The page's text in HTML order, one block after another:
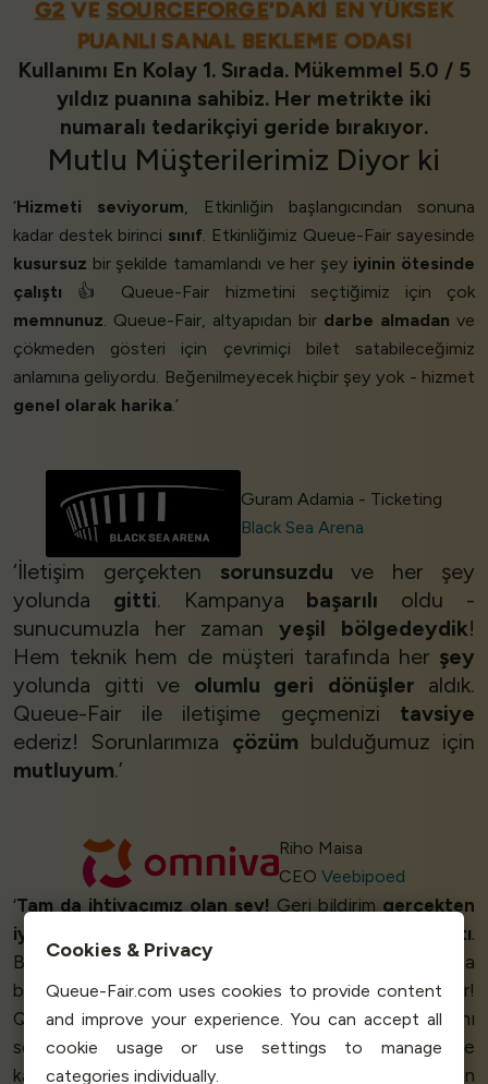
G2 VESOURCEFORGE'DAKI EN YÜKSEK
PUANLI SANAL BEKLEME ODASI
Kullanımı En Kolay 1. Sırada. Mükemmel 5.0 / 5
yıldız puanına sahibiz. Her metrikte iki
numaralı tedarikçiyi geride bırakıyor.
Mutlu Müşterilerimiz Diyor ki
‘Hizmeti seviyorum, Etkinliğin başlangıcından sonuna
kadar destek birinci sınıf. Etkinliğimiz Queue-Fair sayesinde
kusursuz bir şekilde tamamlandı ve her şey iyinin ötesinde
çalıştı 👍 Queue-Fair hizmetini seçtiğimiz için çok
memnunuz. Queue-Fair, altyapıdan bir darbe almadan ve
çökmeden gösteri için çevrimiçi bilet satabileceğimiz
anlamına geliyordu. Beğenilmeyecek hiçbir şey yok - hizmet
genel olarak harika.’
Guram Adamia - Ticketing
Black Sea Arena
‘İletişim gerçekten sorunsuzdu ve her şey
yolunda gitti. Kampanya başarılı oldu -
sunucumuzla her zaman yeşil bölgedeydik!
Hem teknik hem de müşteri tarafında her şey
yolunda gitti ve olumlu geri dönüşler aldık.
Queue-Fair ile iletişime geçmenizi tavsiye
ederiz! Sorunlarımıza çözüm bulduğumuz için
mutluyum.’
Riho Maisa
CEO Veebipoed
‘Tam da ihtiyacımız olan şey! Geri bildirim gerçekten
iyiydi
çalıştı.
Büyük bir bilet satışında binlerce kişi yenileme tuşuna
basıyorsa bir güvenlik ağına ihtiyacınız var demektir!
Queue-Fair'ya sahip olmanın maliyeti, veritabanı
sorunları ya da kızgın müşterilerle uğraşmanın maliyetiyle
karşılaştırıldığındahiç de akıllıca değil. Biz gerçekten
Cookies & Privacy
Queue-Fair.com uses cookies to provide content
and improve your experience. You can accept all
cookie usage or use settings to manage
categories individually.